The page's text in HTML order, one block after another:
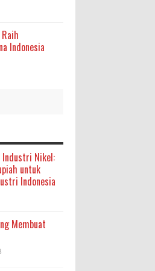
Indonesia
Nikel:
untuk
Indonesia
Membuat